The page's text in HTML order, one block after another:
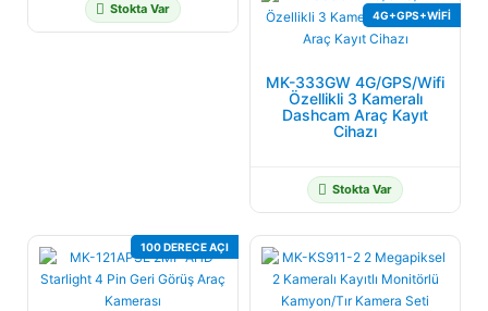
Stokta Var 4G+GPS+WIFI
MK-333GW 4G/GPS/Wifi
Özellikli 3 Kameralı
Dashcam Araç Kayıt
Cihazı
Stokta Var
100 DERECE AÇI